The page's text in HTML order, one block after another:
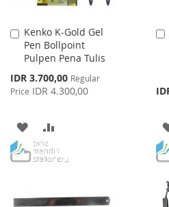
Kenko K-Gold Gel
Pen Bollpoint
Pulpen Pena Tulis
Special
Price
IDR 3.700,00 Regular
Price IDR 4.300,00
Add
to
Cart
ADD
TO
LIST
TO